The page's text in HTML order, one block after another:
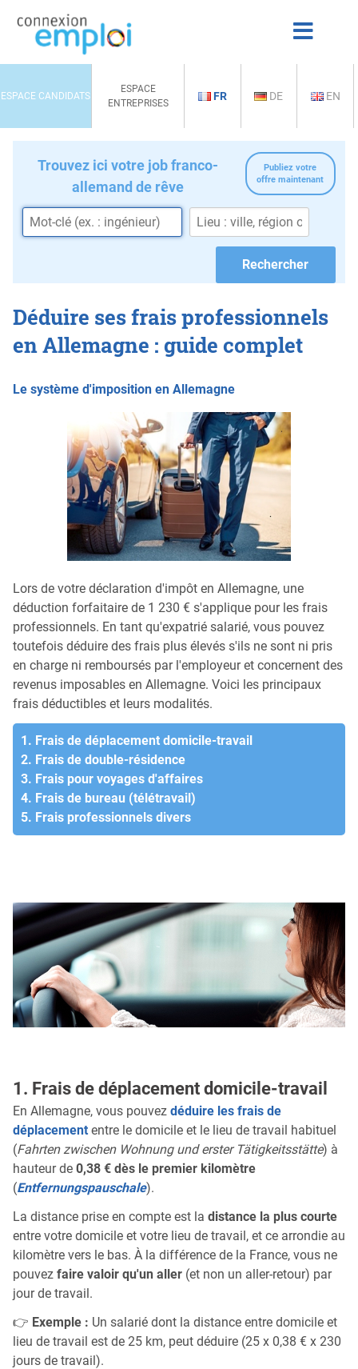
ESPACE CANDIDATS
ESPACE
ENTREPRISES
FR DE EN
Publiez votre
offre maintenant
Trouvez ici votre job franco-
allemand de rêve
Déduire ses frais professionnels
en Allemagne : guide complet
Le système d'imposition en Allemagne
Lors de votre déclaration d'impôt en Allemagne, une
déduction forfaitaire de 1 230 € s'applique pour les frais
professionnels. En tant qu'expatrié salarié, vous pouvez
toutefois déduire des frais plus élevés s'ils ne sont ni pris
en charge ni remboursés par l'employeur et concernent des
revenus imposables en Allemagne. Voici les principaux
frais déductibles et leurs modalités.
1. Frais de déplacement domicile-travail
2. Frais de double-résidence
3. Frais pour voyages d'affaires
4. Frais de bureau (télétravail)
5. Frais professionnels divers
1. Frais de déplacement domicile-travail
En Allemagne, vous pouvez déduire les frais de
déplacement entre le domicile et le lieu de travail habituel
(Fahrten zwischen Wohnung und erster Tätigkeitsstätte) à
hauteur de 0,38 € dès le premier kilomètre
(Entfernungspauschale).
La distance prise en compte est la distance la plus courte
entre votre domicile et votre lieu de travail, et ce arrondie au
kilomètre vers le bas. À la différence de la France, vous ne
pouvez faire valoir qu'un aller (et non un aller-retour) par
jour de travail.
👉 Exemple : Un salarié dont la distance entre domicile et
lieu de travail est de 25 km, peut déduire (25 x 0,38 € x 230
jours de travail).